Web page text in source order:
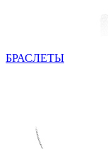
БРАСЛЕТЫ